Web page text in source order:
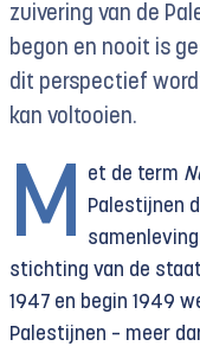
zuivering van de
begon en nooit is
dit perspectief
kan voltooien.
M et de term
Palestijnen
stichting van de staat
1947 en begin 1949
Palestijnen – meer